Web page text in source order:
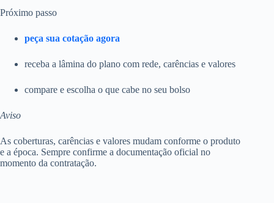
Próximo passo
peça sua cotação agora
receba a lâmina do plano com rede, carências e valores
compare e escolha o que cabe no seu bolso
Aviso
As coberturas, carências e valores mudam conforme o produto
e a época. Sempre confirme a documentação oficial no
momento da contratação.